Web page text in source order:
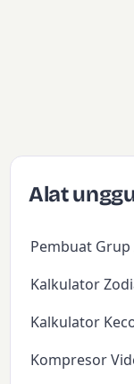
Alat
Pembuat Grup
Kalkulator
Kalkulator
Kompresor